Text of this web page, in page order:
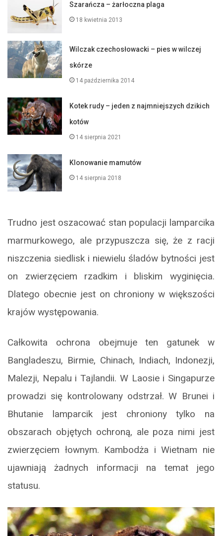
Szarańcza – żarłoczna plaga
18 kwietnia 2013
Wilczak czechosłowacki – pies w wilczej
skórze
14 października 2014
Kotek rudy – jeden z najmniejszych dzikich
kotów
14 sierpnia 2021
Klonowanie mamutów
14 sierpnia 2018
Trudno jest oszacować stan populacji lamparcika
marmurkowego, ale przypuszcza się, że z racji
niszczenia siedlisk i niewielu śladów bytności jest
on zwierzęciem rzadkim i bliskim wyginięcia.
Dlatego obecnie jest on chroniony w większości
krajów występowania.
Całkowita ochrona obejmuje ten gatunek w
Bangladeszu, Birmie, Chinach, Indiach, Indonezji,
Malezji, Nepalu i Tajlandii. W Laosie i Singapurze
prowadzi się kontrolowany odstrzał. W Brunei i
Bhutanie lamparcik jest chroniony tylko na
obszarach objętych ochroną, ale poza nimi jest
zwierzęciem łownym. Kambodża i Wietnam nie
ujawniają żadnych informacji na temat jego
statusu.